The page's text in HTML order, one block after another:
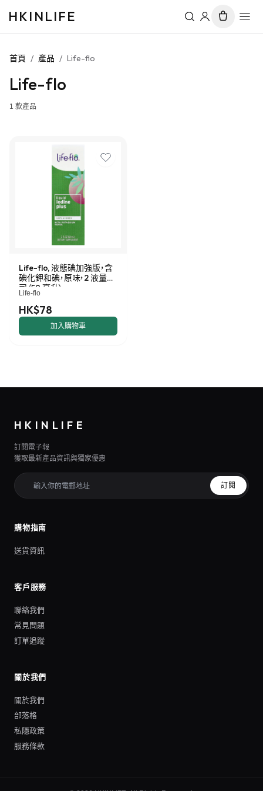
HKINLIFE
首頁 / 產品 / Life-flo
Life-flo
1 款產品
Life-flo, 液態碘加強版，含
碘化鉀和碘，原味，2 液量盎
司（59 毫升）
Life-flo
HK$78
加入購物車
HKINLIFE
訂閱電子報
獲取最新產品資訊與獨家優惠
訂閱
購物指南
送貨資訊
客戶服務
聯絡我們
常見問題
訂單追蹤
關於我們
關於我們
部落格
私隱政策
服務條款